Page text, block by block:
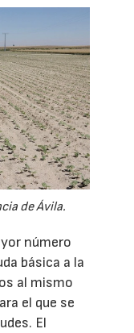
de Ávila.
número
básica a la
al mismo
el que se
El